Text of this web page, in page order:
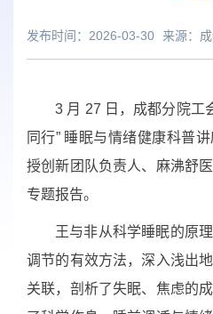
发布时间：2026-03-30 来源：
3 月 27 日，成都分院工
同行” 睡眠与情绪健康科普
授创新团队负责人、麻沸舒
专题报告。
王与非从科学睡眠的原
调节的有效方法，深入浅出
关联，剖析了失眠、焦虑的